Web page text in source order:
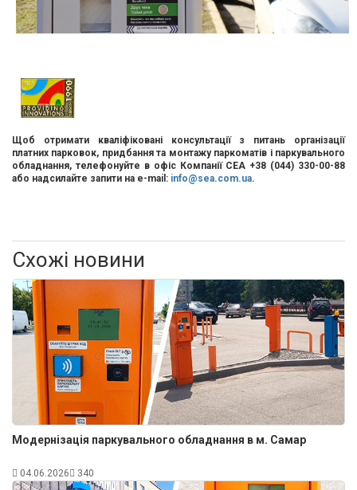
Щоб отримати кваліфіковані консультації з питань організації
платних парковок, придбання та монтажу паркоматів і паркувального
обладнання, телефонуйте в офіс Компанії СЕА +38 (044) 330-00-88
або надсилайте запити на e-mail: info@sea.com.ua.
Схожі новини
Модернізація паркувального обладнання в м. Самар
04.06.2026 340